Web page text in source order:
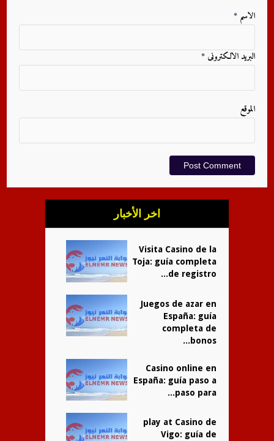
الاسم *
البريد الالكترونى *
الموقع
اخر الأخبار
Visita Casino de la
Toja: guía completa
de registro...
Juegos de azar en
España: guía
completa de
bonos...
Casino online en
España: guía paso a
paso para...
play at Casino de
Vigo: guía de